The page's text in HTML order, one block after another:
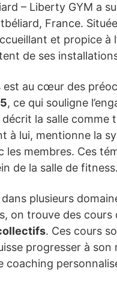
– Liberty GYM a
France.
et propice à
de ses
au cœur des
, ce qui souligne
décrit la salle
à lui, mentionne la
membres. Ces
de la salle de
plusieurs
on trouve des cours
. Ces cours
progresser à
coaching